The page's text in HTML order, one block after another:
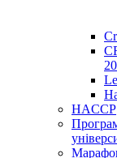
HACCP